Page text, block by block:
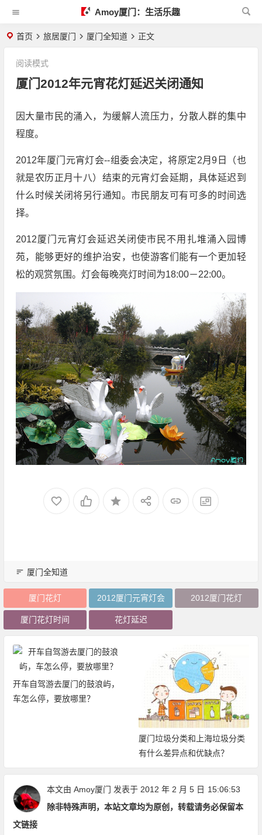
Amoy厦门：生活乐趣
首页 旅居厦门 厦门全知道 正文
厦门2012年元宵花灯延迟关闭通知
阅读模式
因大量市民的涌入，为缓解人流压力，分散人群的集中
程度。
2012年厦门元宵灯会--组委会决定，将原定2月9日（也
就是农历正月十八）结束的元宵灯会延期，具体延迟到
什么时候关闭将另行通知。市民朋友可有可多的时间选
择。
2012厦门元宵灯会延迟关闭使市民不用扎堆涌入园博
苑，能够更好的维护治安，也使游客们能有一个更加轻
松的观赏氛围。灯会每晚亮灯时间为18:00－22:00。
厦门全知道
厦门花灯 2012厦门元宵灯会 2012厦门花灯
厦门花灯时间 花灯延迟
开车自驾游去厦门的鼓浪屿，
车怎么停，要放哪里？
厦门垃圾分类和上海垃圾分类
有什么差异点和优缺点？
本文由 Amoy厦门 发表于 2012 年 2 月 5 日 15:06:53
除非特殊声明，本站文章均为原创，转载请务必保留本
文链接